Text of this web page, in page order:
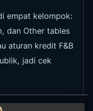
relevan
ini. Cek kanal
minggu itu,